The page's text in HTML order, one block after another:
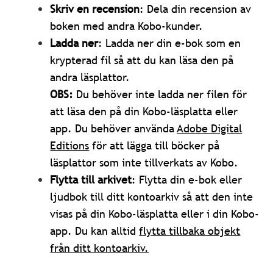
Skriv en recension: Dela din recension av
boken med andra Kobo-kunder.
Ladda ner: Ladda ner din e-bok som en
krypterad fil så att du kan läsa den på
andra läsplattor.
OBS: Du behöver inte ladda ner filen för
att läsa den på din Kobo-läsplatta eller
app. Du behöver användaAdobe Digital
Editions för att lägga till böcker på
läsplattor som inte tillverkats av Kobo.
Flytta till arkivet: Flytta din e-bok eller
ljudbok till ditt kontoarkiv så att den inte
visas på din Kobo-läsplatta eller i din Kobo-
app. Du kan alltidflytta tillbaka objekt
från ditt kontoarkiv.